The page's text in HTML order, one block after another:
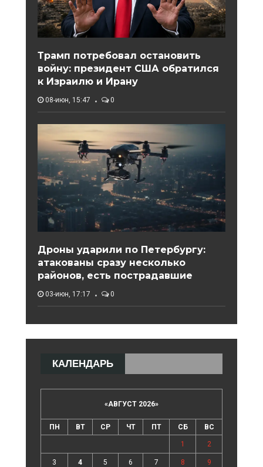
Трамп потребовал остановить
войну: президент США обратился
к Израилю и Ирану
08-июн, 15:47 0
Дроны ударили по Петербургу:
атакованы сразу несколько
районов, есть пострадавшие
03-июн, 17:17 0
КАЛЕНДАРЬ
«АВГУСТ 2026»
ПН ВТ СР ЧТ ПТ СБ ВС
1 2
3 4 5 6 7 8 9